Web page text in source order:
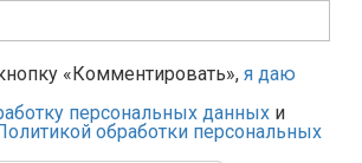
«Комментировать», я даю
персональных данных и
обработки персональных